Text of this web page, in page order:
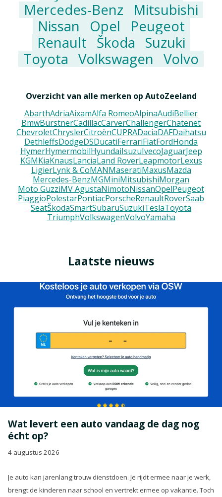
Mercedes-Benz
Mitsubishi
Nissan
Opel
Peugeot
Renault Škoda
Suzuki
Toyota Volkswagen Volvo
Overzicht van alle merken op AutoZeeland
AbarthAdriaAixamAlfa RomeoAlpinaAudiBellier
BmwBürstnerCadillacCarverChallengerChatenet
ChevroletChryslerCitroënCUPRADaciaDAFDaihatsu
DethleffsDodgeDSDucatiFerrariFiatFordHonda
HymerHymermobilHyundaiIsuzuIvecoJaguarJeep
KGMKiaKnausLanciaLand RoverLeapmotorLexus
LigierLynk & CoMANMaseratiMaxusMazda
Mercedes-BenzMGMiniMitsubishiMorgan
Moto GuzziMV AgustaNimotoNissanOpelPeugeot
PiaggioPolestarPontiacPorscheRenaultRoverSaab
SeatŠkodaSmartSubaruSuzukiTeslaToyota
TriumphVolkswagenVolvoYamaha
Laatste nieuws
Wat levert een auto vandaag de dag nog
écht op?
4 augustus 2026
Je auto kan jarenlang trouw dienstdoen. Je rijdt ermee naar je werk,
brengt de kinderen naar school en vertrekt ermee op vakantie. Toch